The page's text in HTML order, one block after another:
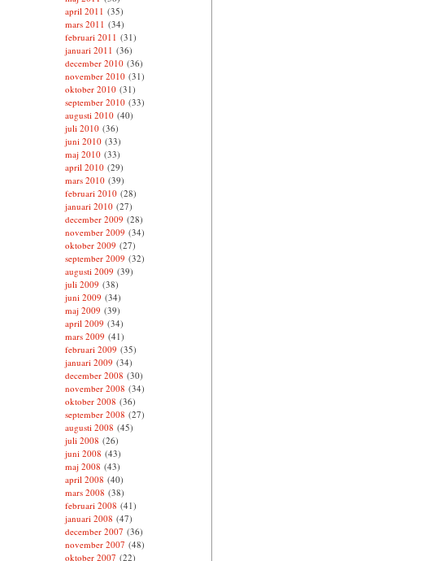
april 2011 (35)
mars 2011 (34)
februari 2011 (31)
januari 2011 (36)
december 2010(36)
november 2010(31)
oktober 2010(31)
september 2010(33)
augusti 2010(40)
juli 2010(36)
juni 2010(33)
maj 2010(33)
april 2010(29)
mars 2010(39)
februari 2010(28)
januari 2010(27)
december 2009 (28)
november 2009 (34)
oktober 2009 (27)
september 2009 (32)
augusti 2009 (39)
juli 2009 (38)
juni 2009 (34)
maj 2009 (39)
april 2009 (34)
mars 2009 (41)
februari 2009 (35)
januari 2009 (34)
december 2008 (30)
november 2008 (34)
oktober 2008 (36)
september 2008 (27)
augusti 2008 (45)
juli 2008 (26)
juni 2008 (43)
maj 2008 (43)
april 2008 (40)
mars 2008 (38)
februari 2008 (41)
januari 2008 (47)
december 2007 (36)
november 2007 (48)
oktober 2007 (22)